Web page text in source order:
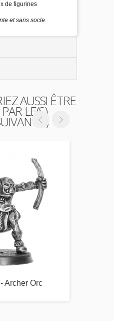
de figurines
et sans socle.
AUSSI ÊTRE
LE(S)
Archer Orc